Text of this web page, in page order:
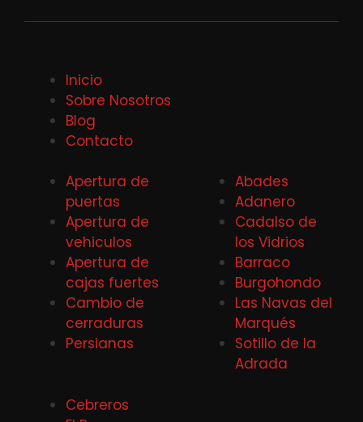
Inicio
Sobre Nosotros
Blog
Contacto
Apertura de
puertas
Apertura de
vehiculos
Apertura de
cajas fuertes
Cambio de
cerraduras
Persianas
Abades
Adanero
Cadalso de
los Vidrios
Barraco
Burgohondo
Las Navas del
Marqués
Sotillo de la
Adrada
Cebreros